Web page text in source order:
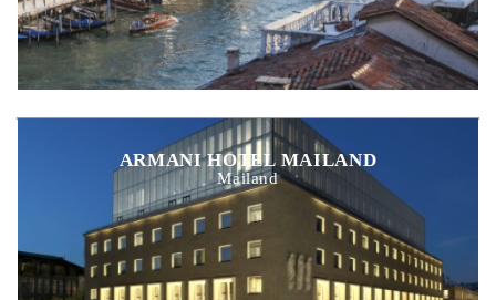
ARMANI HOTEL MAILAND
Mailand